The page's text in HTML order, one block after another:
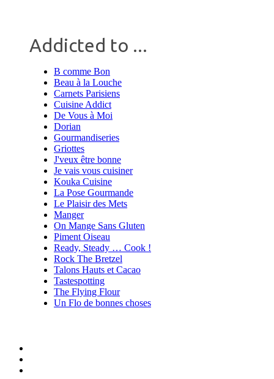
Addicted to ...
B comme Bon
Beau à la Louche
Carnets Parisiens
Cuisine Addict
De Vous à Moi
Dorian
Gourmandiseries
Griottes
J'veux être bonne
Je vais vous cuisiner
Kouka Cuisine
La Pose Gourmande
Le Plaisir des Mets
Manger
On Mange Sans Gluten
Piment Oiseau
Ready, Steady … Cook !
Rock The Bretzel
Talons Hauts et Cacao
Tastespotting
The Flying Flour
Un Flo de bonnes choses